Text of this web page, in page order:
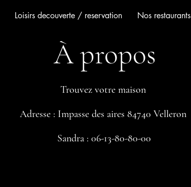
Loisirs decouverte / reservation Nos restaurants
À propos
Trouvez votre maison
Adresse : Impasse des aires 84740 Velleron
Sandra : 06-13-80-80-00